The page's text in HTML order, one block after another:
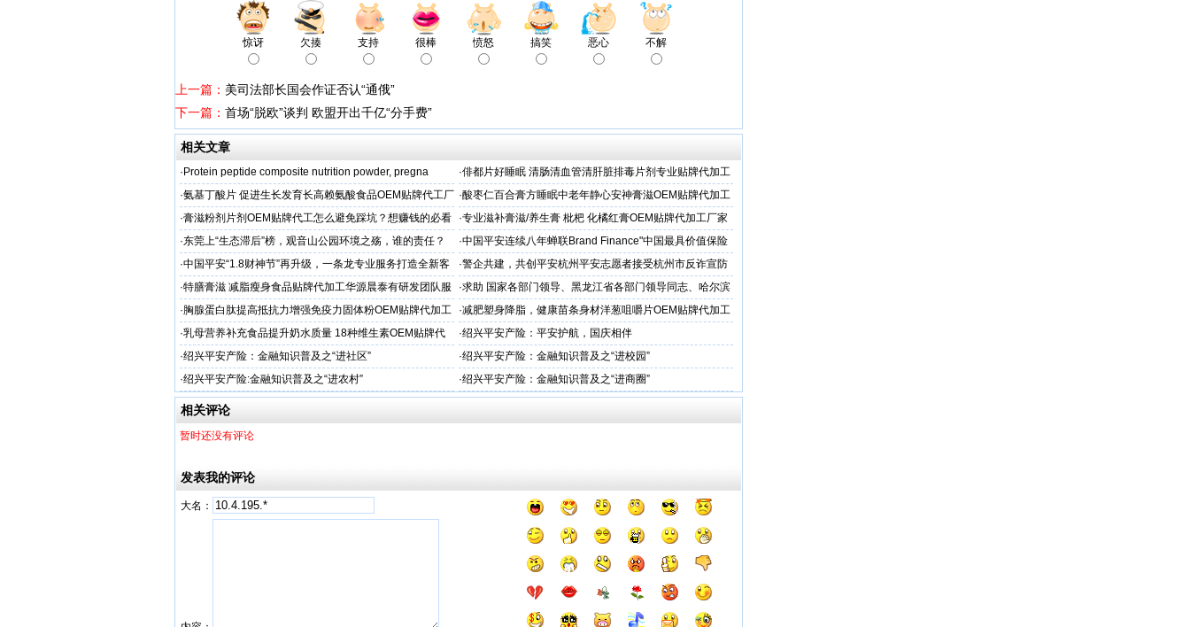
惊讶 欠揍 支持 很棒 愤怒 搞笑 恶心 不解
上一篇： 美司法部长国会作证否认“通俄”
下一篇： 首场“脱欧”谈判 欧盟开出千亿“分手费”
相关文章
· Protein peptide composite nutrition powder, pregna ·俳都片好睡眠 清肠清血管清肝脏排毒片剂专业贴牌代加工
·氨基丁酸片 促进生长发育长高赖氨酸食品OEM贴牌代工厂
家
·酸枣仁百合膏方睡眠中老年静心安神膏滋OEM贴牌代加工
厂
·膏滋粉剂片剂OEM贴牌代工怎么避免踩坑？想赚钱的必看 ·专业滋补膏滋/养生膏 枇杷 化橘红膏OEM贴牌代加工厂家
·东莞上“生态滞后”榜，观音山公园环境之殇，谁的责任？ ·中国平安连续八年蝉联Brand Finance"中国最具价值保险
品牌"
·中国平安“1.8财神节”再升级，一条龙专业服务打造全新客
户体验
·警企共建，共创平安杭州平安志愿者接受杭州市反诈宣防
人才专项培训
·特膳膏滋 减脂瘦身食品贴牌代加工华源晨泰有研发团队服
务商
·求助 国家各部门领导、黑龙江省各部门领导同志、哈尔滨
市公安局长
· 胸腺蛋白肽提高抵抗力增强免疫力固体粉OEM贴牌代加工
服务商
·减肥塑身降脂，健康苗条身材洋葱咀嚼片OEM贴牌代加工
服务商
·乳母营养补充食品提升奶水质量 18种维生素OEM贴牌代
工
·绍兴平安产险：平安护航，国庆相伴
·绍兴平安产险：金融知识普及之“进社区” ·绍兴平安产险：金融知识普及之“进校园”
·绍兴平安产险:金融知识普及之“进农村” ·绍兴平安产险：金融知识普及之“进商圈”
相关评论
暂时还没有评论
发表我的评论
大名：